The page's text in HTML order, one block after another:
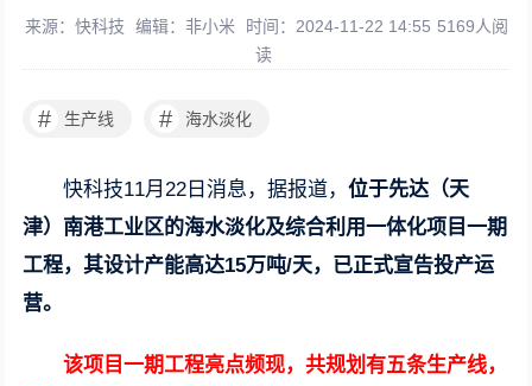
来源：快科技 编辑：非小米 时间：2024-11-22 14:55 5169人阅
读
# 生产线 # 海水淡化
快科技11月22日消息，据报道，位于先达（天
津）南港工业区的海水淡化及综合利用一体化项目一期
工程，其设计产能高达15万吨/天，已正式宣告投产运
营。
该项目一期工程亮点频现，共规划有五条生产线，